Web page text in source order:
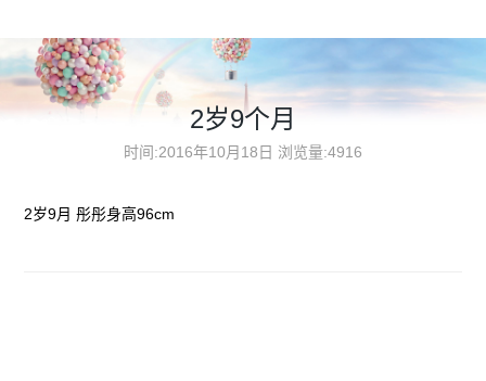
2岁9个月
时间:2016年10月18日 浏览量:4916
2岁9月 彤彤身高96cm